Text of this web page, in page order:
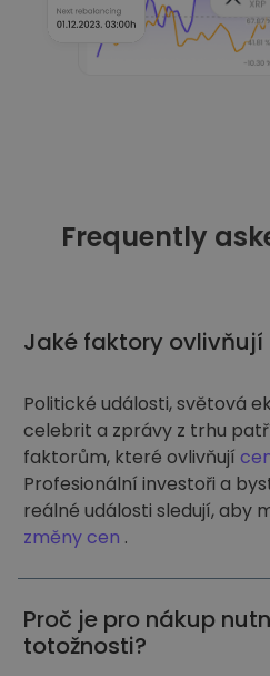
Frequently
Jaké faktory ovlivňují
Politické události, světová
celebrit a zprávy z trhu
faktorům, které ovlivňují
Profesionální investoři a
reálné události sledují, aby
změny cen .
Proč je pro nákup
totožnosti?